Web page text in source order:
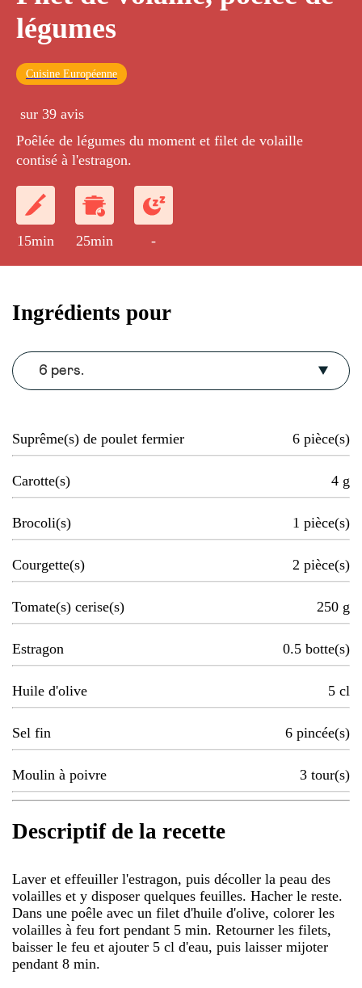
légumes
Cuisine Européenne
sur 39 avis
Poêlée de légumes du moment et filet de volaille
contisé à l'estragon.
15min 25min -
Ingrédients pour
6 pers.
Suprême(s) de poulet fermier 6 pièce(s)
Carotte(s) 4 g
Brocoli(s) 1 pièce(s)
Courgette(s) 2 pièce(s)
Tomate(s) cerise(s) 250 g
Estragon 0.5 botte(s)
Huile d'olive 5 cl
Sel fin 6 pincée(s)
Moulin à poivre 3 tour(s)
Descriptif de la recette
Laver et effeuiller l'estragon, puis décoller la peau des
volailles et y disposer quelques feuilles. Hacher le reste.
Dans une poêle avec un filet d'huile d'olive, colorer les
volailles à feu fort pendant 5 min. Retourner les filets,
baisser le feu et ajouter 5 cl d'eau, puis laisser mijoter
pendant 8 min.